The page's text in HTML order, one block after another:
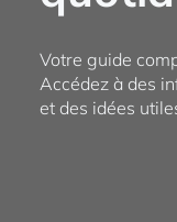
Votre guide
Accédez à des
et des idées